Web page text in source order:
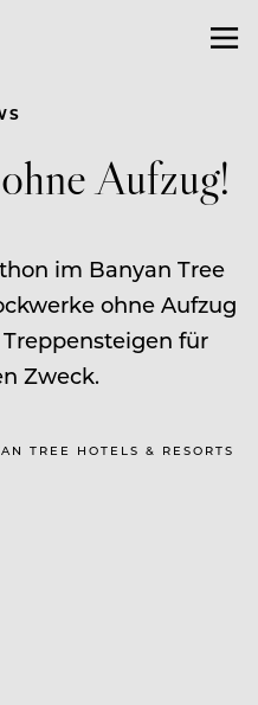
Aufzug!
im Banyan Tree
ohne Aufzug
für
Zweck.
TREE HOTELS & RESORTS